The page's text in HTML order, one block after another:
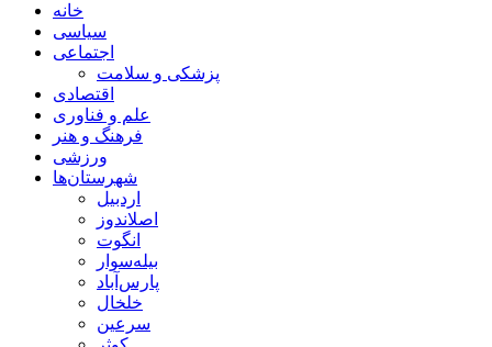
خانه
سیاسی
اجتماعی
پزشکی و سلامت
اقتصادی
علم و فناوری
فرهنگ و هنر
ورزشی
شهرستان‌ها
اردبیل
اصلاندوز
انگوت
بیله‌سوار
پارس‌آباد
خلخال
سرعین